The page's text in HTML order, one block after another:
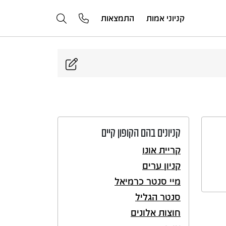
קניוני אמות התמצאות
קניונים בהם הקופון קיים
קריית אונו
קניון ערים
מיי סנטר כרמיאל
סנטר הגליל
חוצות אלונים